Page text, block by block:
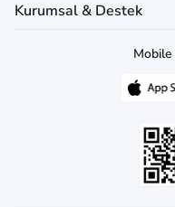
Kurumsal & Destek
Mobile